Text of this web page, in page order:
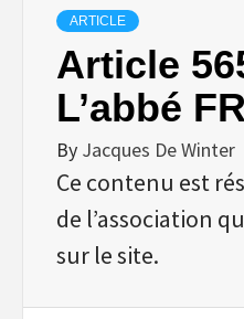
ARTICLE
Article
L’abbé
By Jacques De Winter
Ce contenu est
de l’association
sur le site.